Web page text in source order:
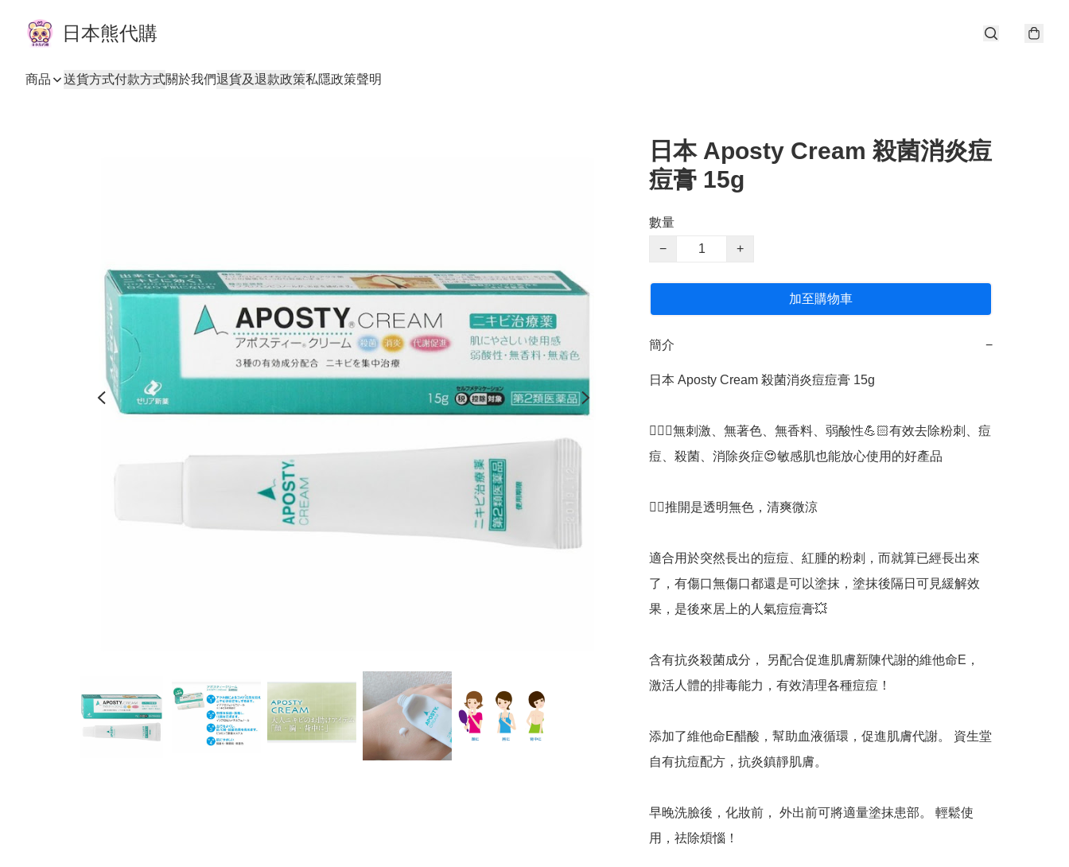
日本熊代購
商品 送貨方式付款方式關於我們退貨及退款政策私隱政策聲明
日本 Aposty Cream 殺菌消炎痘
痘膏 15g
數量
−
+
加至購物車
簡介 −
日本 Aposty Cream 殺菌消炎痘痘膏 15g
🙅🏻‍♀️無刺激、無著色、無香料、弱酸性💪🏻有效去除粉刺、痘
痘、殺菌、消除炎症😍敏感肌也能放心使用的好產品
👉🏻推開是透明無色，清爽微涼
適合用於突然長出的痘痘、紅腫的粉刺，而就算已經長出來
了，有傷口無傷口都還是可以塗抹，塗抹後隔日可見緩解效
果，是後來居上的人氣痘痘膏💥
含有抗炎殺菌成分， 另配合促進肌膚新陳代謝的維他命E，
激活人體的排毒能力，有效清理各種痘痘！
添加了維他命E醋酸，幫助血液循環，促進肌膚代謝。 資生堂
自有抗痘配方，抗炎鎮靜肌膚。
早晚洗臉後，化妝前， 外出前可將適量塗抹患部。 輕鬆使
用，祛除煩惱！